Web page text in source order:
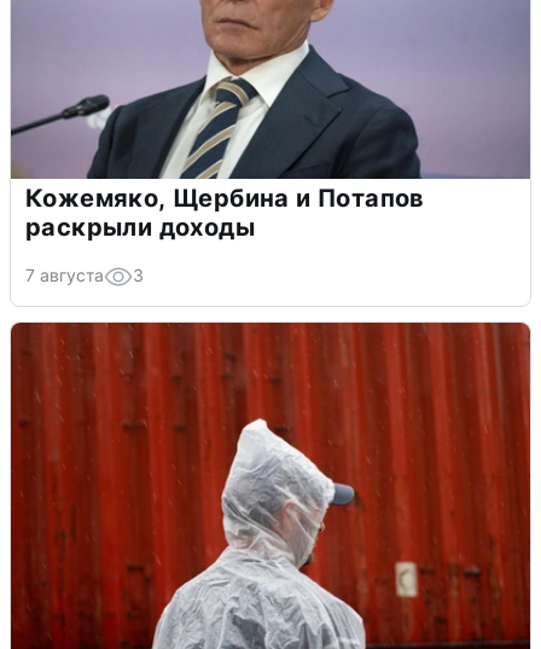
Кожемяко, Щербина и Потапов
раскрыли доходы
7 августа 3